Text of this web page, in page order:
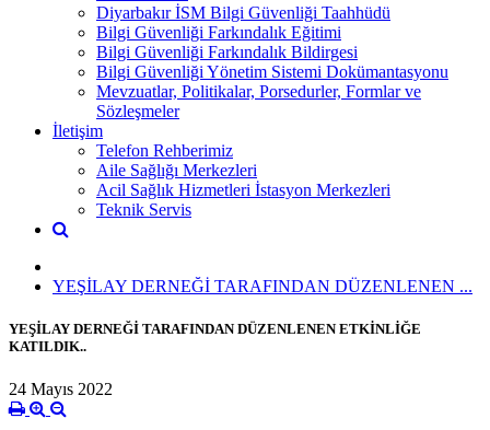
Diyarbakır İSM Bilgi Güvenliği Taahhüdü
Bilgi Güvenliği Farkındalık Eğitimi
Bilgi Güvenliği Farkındalık Bildirgesi
Bilgi Güvenliği Yönetim Sistemi Dokümantasyonu
Mevzuatlar, Politikalar, Porsedurler, Formlar ve
Sözleşmeler
İletişim
Telefon Rehberimiz
Aile Sağlığı Merkezleri
Acil Sağlık Hizmetleri İstasyon Merkezleri
Teknik Servis
YEŞİLAY DERNEĞİ TARAFINDAN DÜZENLENEN ...
YEŞİLAY DERNEĞİ TARAFINDAN DÜZENLENEN ETKİNLİĞE
KATILDIK..
24 Mayıs 2022